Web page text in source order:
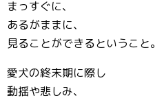
まっすぐに、
あるがままに、
見ることができるということ。
愛犬の終末期に際し
動揺や悲しみ、